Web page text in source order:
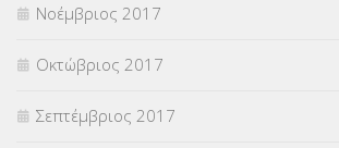
Νοέμβριος 2017
Οκτώβριος 2017
Σεπτέμβριος 2017